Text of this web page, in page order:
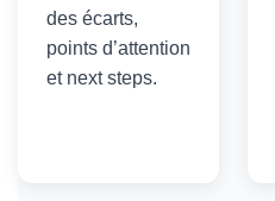
des écarts,
points d’attention
et next steps.